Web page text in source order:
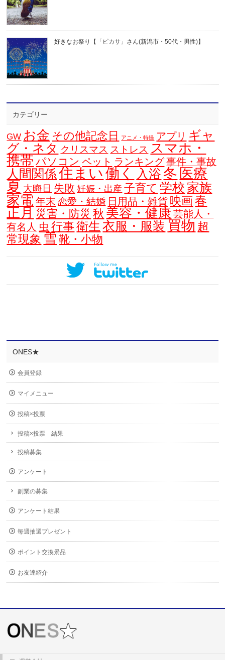
好きなお祭り【「ピカサ」さん(新潟市・50代・男性)】
カテゴリー
GW お金 その他記念日 アニメ・特撮 アプリ ギャ
グ・ネタ クリスマス ストレス スマホ・
携帯 パソコン ペット ランキング事件・事故
人間関係住まい 働く 入浴 冬 医療
夏 大晦日 失敗 妊娠・出産 子育て 学校 家族
家電 年末 恋愛・結婚 日用品・雑貨 映画 春
正月 災害・防災 秋 美容・健康 芸能人・
有名人 虫 行事 衛生 衣服・服装 買物 超
常現象 雪 靴・小物
ONES★
会員登録
マイメニュー
投稿×投票
投稿×投票 結果
投稿募集
アンケート
副業の募集
アンケート結果
毎週抽選プレゼント
ポイント交換景品
お友達紹介